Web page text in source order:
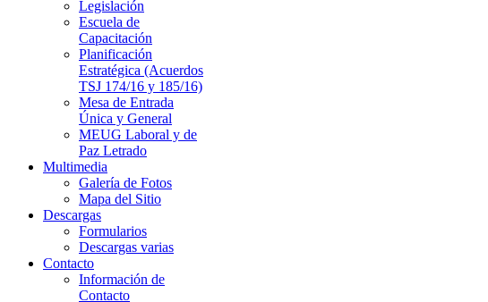
Legislación
Escuela de
Capacitación
Planificación
Estratégica (Acuerdos
TSJ 174/16 y 185/16)
Mesa de Entrada
Única y General
MEUG Laboral y de
Paz Letrado
Multimedia
Galería de Fotos
Mapa del Sitio
Descargas
Formularios
Descargas varias
Contacto
Información de
Contacto